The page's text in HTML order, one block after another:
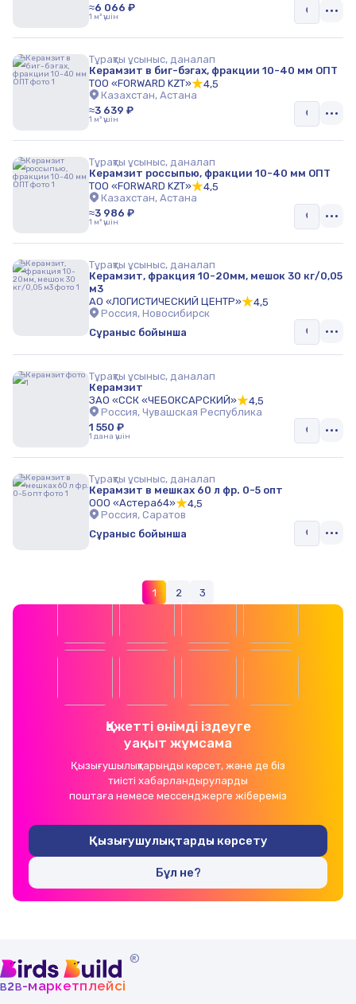
≈6 066 ₽
1 м³ үшін
Тұрақты ұсыныс, даналап
Керамзит в биг-бэгах, фракции 10-40 мм ОПТ
ТОО «FORWARD KZT»
4,5
Казахстан, Астана
≈3 639 ₽
1 м³ үшін
Тұрақты ұсыныс, даналап
Керамзит россыпью, фракции 10-40 мм ОПТ
ТОО «FORWARD KZT»
4,5
Казахстан, Астана
≈3 986 ₽
1 м³ үшін
Тұрақты ұсыныс, даналап
Керамзит, фракция 10-20мм, мешок 30 кг/0,05
м3
АО «ЛОГИСТИЧЕСКИЙ ЦЕНТР»
4,5
Россия, Новосибирск
Сұраныс бойынша
Тұрақты ұсыныс, даналап
Керамзит
ЗАО «ССК «ЧЕБОКСАРСКИЙ»
4,5
Россия, Чувашская Республика
1 550 ₽
1 дана үшін
Тұрақты ұсыныс, даналап
Керамзит в мешках 60 л фр. 0-5 опт
ООО «Астера64»
4,5
Россия, Саратов
Сұраныс бойынша
1 2 3
Қажетті өнімді іздеуге
уақыт жұмсама
Қызығушылықтарыңды көрсет, және де біз
тиісті хабарландыруларды
поштаға немесе мессенджерге жібереміз
Қызығушулықтарды көрсету
Бұл не?
®
b2b-маркетплейсі